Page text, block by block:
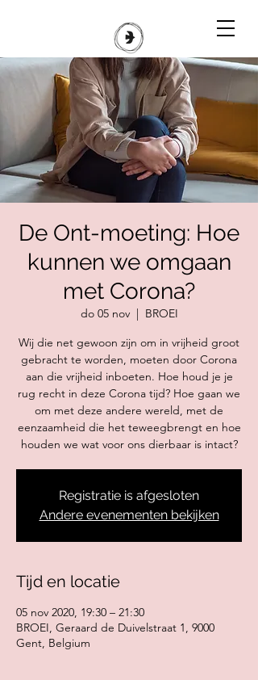
De Ont-moeting: Hoe
kunnen we omgaan
met Corona?
do 05 nov
  |
BROEI
Wij die net gewoon zijn om in vrijheid groot
gebracht te worden, moeten door Corona
aan die vrijheid inboeten. Hoe houd je je
rug recht in deze Corona tijd? Hoe gaan we
om met deze andere wereld, met de
eenzaamheid die het teweegbrengt en hoe
houden we wat voor ons dierbaar is intact?
Registratie is afgesloten
Andere evenementen bekijken
Tijd en locatie
05 nov 2020, 19:30 – 21:30
BROEI, Geraard de Duivelstraat 1, 9000
Gent, Belgium